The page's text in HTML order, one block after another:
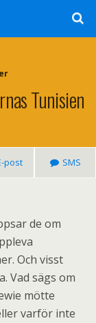
Tunisien
post SMS
de om
Och visst
Vad sägs om
mötte
varför inte